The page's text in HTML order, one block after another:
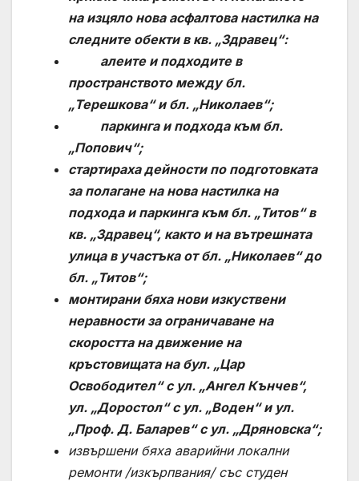
на изцяло нова асфалтова настилка на
следните обекти в кв. „Здравец“:
алеите и подходите в
пространството между бл.
„Терешкова“ и бл. „Николаев“;
паркинга и подхода към бл.
„Попович“;
стартираха дейности по подготовката
за полагане на нова настилка на
подхода и паркинга към бл. „Титов“ в
кв. „Здравец“, както и на вътрешната
улица в участъка от бл. „Николаев“ до
бл. „Титов“;
монтирани бяха нови изкуствени
неравности за ограничаване на
скоростта на движение на
кръстовищата на бул. „Цар
Освободител“ с ул. „Ангел Кънчев“,
ул. „Доростол“ с ул. „Воден“ и ул.
„Проф. Д. Баларев“ с ул. „Дряновска“;
извършени бяха аварийни локални
ремонти /изкърпвания/ със студен